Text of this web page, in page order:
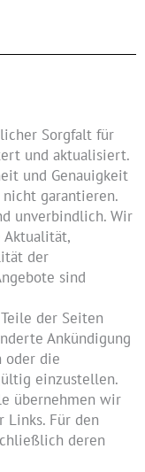
Sorgfalt für
und aktualisiert.
und Genauigkeit
garantieren.
unverbindlich. Wir
Aktualität,
der
sind
der Seiten
Ankündigung
oder die
einzustellen.
übernehmen wir
Für den
deren